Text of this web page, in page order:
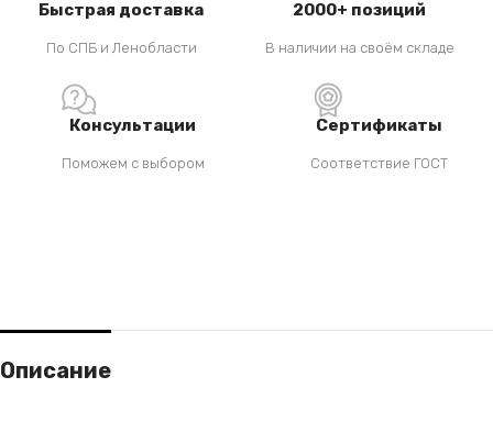
Быстрая доставка
По СПБ и Ленобласти
2000+ позиций
В наличии на своём складе
Консультации
Поможем с выбором
Сертификаты
Соответствие ГОСТ
Описание